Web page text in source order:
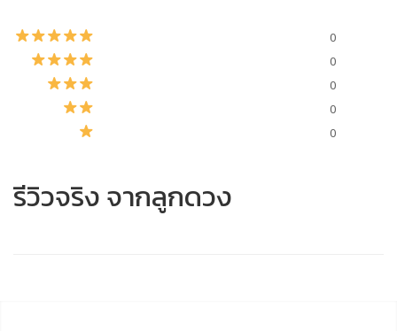
0
0
0
0
0
รีวิวจริง จากลูกดวง